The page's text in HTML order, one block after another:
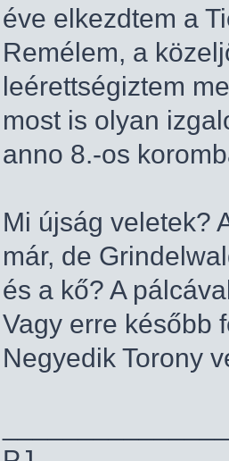
éve elkezdtem a
Remélem, a
leérettségiztem
most is olyan
anno 8.-os
Mi újság veletek?
már, de
és a kő? A
Vagy erre később
Negyedik Torony